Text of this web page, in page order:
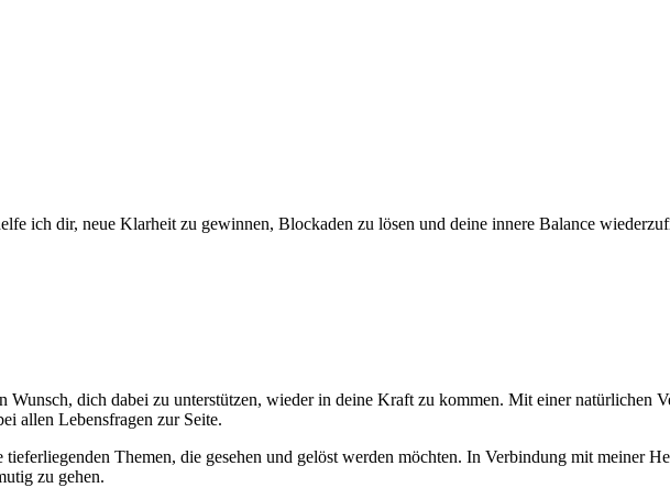
ich dir, neue Klarheit zu gewinnen, Blockaden zu lösen und deine innere Balance
dich dabei zu unterstützen, wieder in deine Kraft zu kommen. Mit einer natürlichen
allen Lebensfragen zur Seite.
Themen, die gesehen und gelöst werden möchten. In Verbindung mit meiner
zu gehen.